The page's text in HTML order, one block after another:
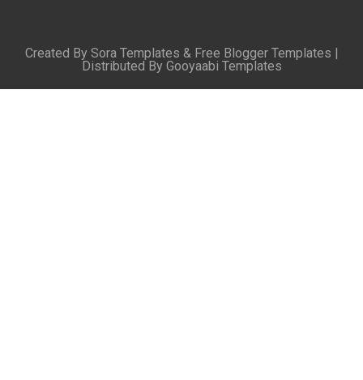
Created By Sora Templates & Free Blogger Templates |
Distributed By Gooyaabi Templates